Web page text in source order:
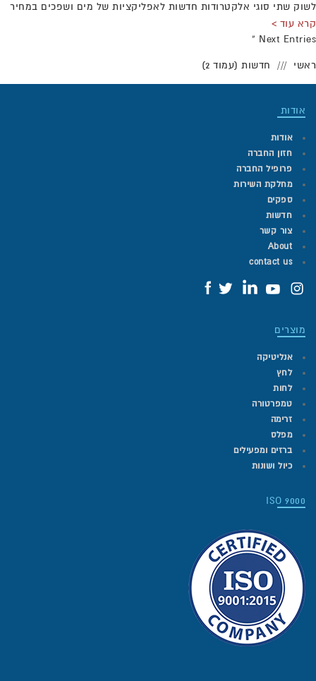
לשוק שתי סוגי אלקטרודות חדשות לאפליקציות של מים ושפכים במחיר
מאוד תחרותי.
דגם SE503 היא אלקטרודה במבנה קשיח מחוזר, המיועדת למים ושפכים
כלומר חיבור דיגיטלי, במונע השפעות של אורך כבל, רטיבות וקורוזיה
האלקטרודות מסופקות ממלאי של טכנו-מד
קרא עוד >
Next Entries »
ראשי חדשות (עמוד 2)
אודות
אודות
חזון החברה
פרופיל החברה
מחלקת השירות
ספקים
חדשות
צור קשר
About
contact us
מוצרים
אנליטיקה
לחץ
לחות
טמפרטורה
זרימה
מפלס
ברזים ומפעילים
כיול ושונות
ISO 9000